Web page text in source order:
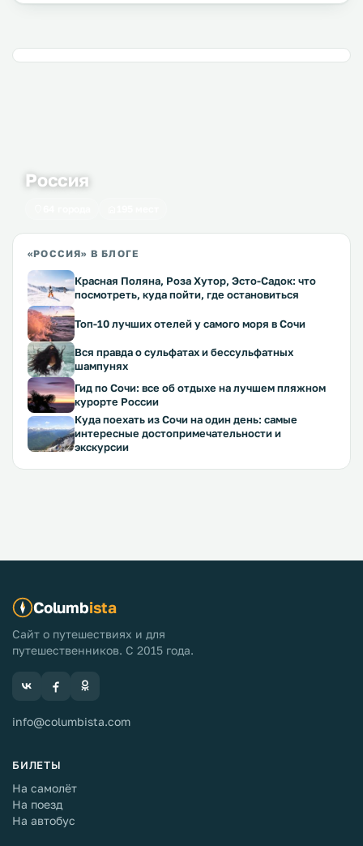
Россия
«РОССИЯ» В БЛОГЕ
Красная Поляна, Роза Хутор, Эсто-Садок: что
посмотреть, куда пойти, где остановиться
Топ-10 лучших отелей у самого моря в Сочи
Вся правда о сульфатах и бессульфатных
шампунях
Гид по Сочи: все об отдыхе на лучшем пляжном
курорте России
Куда поехать из Сочи на один день: самые
интересные достопримечательности и
экскурсии
Columbista
Сайт о путешествиях и для
путешественников. С 2015 года.
info@columbista.com
БИЛЕТЫ
На самолёт
На поезд
На автобус